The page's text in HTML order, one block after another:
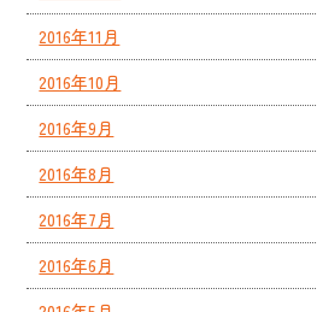
2016年11月
2016年10月
2016年9月
2016年8月
2016年7月
2016年6月